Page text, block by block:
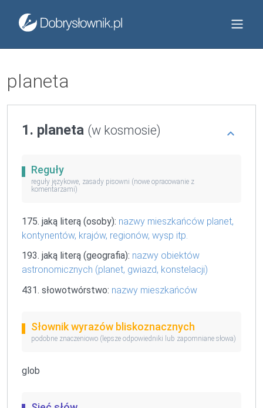
planeta
1. planeta (w kosmosie)
Reguły
reguły językowe, zasady pisowni (nowe opracowanie z
komentarzami)
175. jaką literą (osoby): nazwy mieszkańców planet,
kontynentów, krajów, regionów, wysp itp.
193. jaką literą (geografia): nazwy obiektów
astronomicznych (planet, gwiazd, konstelacji)
431. słowotwórstwo: nazwy mieszkańców
Słownik wyrazów bliskoznacznych
podobne znaczeniowo (lepsze odpowiedniki lub zapomniane słowa)
glob